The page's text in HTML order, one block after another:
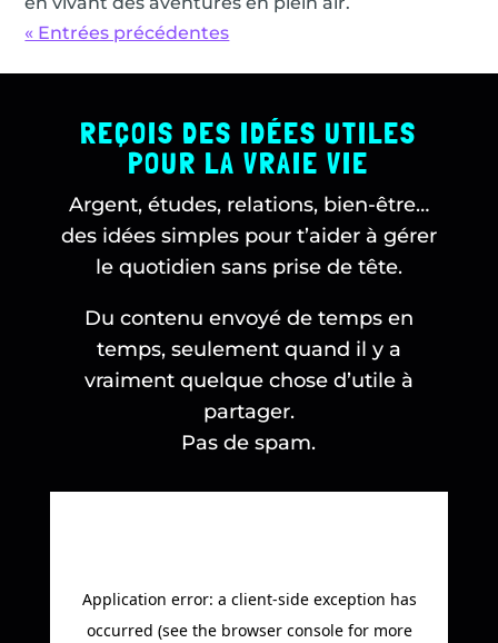
« Entrées précédentes
REÇOIS DES IDÉES UTILES
POUR LA VRAIE VIE
Argent, études, relations, bien-être…
des idées simples pour t’aider à gérer
le quotidien sans prise de tête.
Du contenu envoyé de temps en
temps, seulement quand il y a
vraiment quelque chose d’utile à
partager.
Pas de spam.